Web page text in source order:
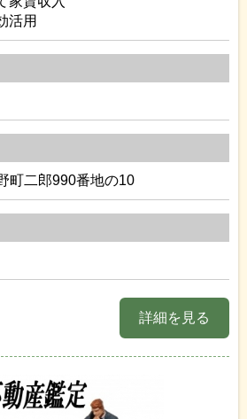
活用
町二郎990番地の10
詳細を見る